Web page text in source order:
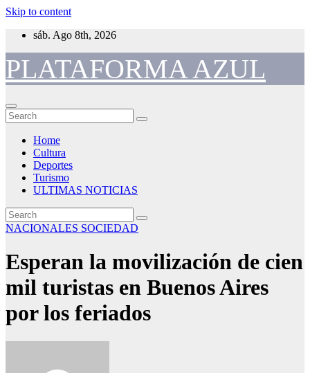
Skip to content
sáb. Ago 8th, 2026
PLATAFORMA AZUL
Home
Cultura
Deportes
Turismo
ULTIMAS NOTICIAS
NACIONALES SOCIEDAD
Esperan la movilización de cien
mil turistas en Buenos Aires
por los feriados